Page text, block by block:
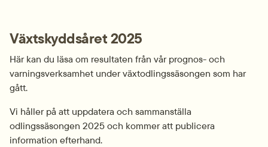
Växtskyddsåret 2025
Här kan du läsa om resultaten från vår prognos- och
varningsverksamhet under växtodlingssäsongen som har
gått.
Vi håller på att uppdatera och sammanställa
odlingssäsongen 2025 och kommer att publicera
information efterhand.